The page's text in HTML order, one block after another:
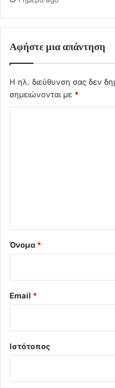
Αφήστε μια απάντηση
Η ηλ. διεύθυνση σας δεν
σημειώνονται με *
Όνομα *
Email *
Ιστότοπος